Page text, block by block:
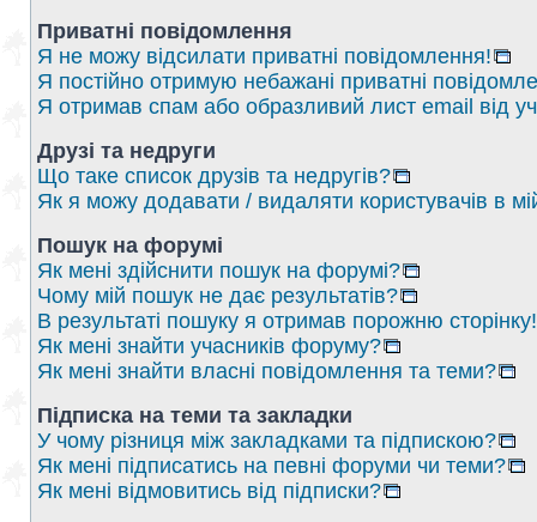
Приватні повідомлення
Я не можу відсилати приватні повідомлення!
Я постійно отримую небажані приватні
Я отримав спам або образливий лист email від
Друзі та недруги
Що таке список друзів та недругів?
Як я можу додавати / видаляти користувачів в
Пошук на форумі
Як мені здійснити пошук на форумі?
Чому мій пошук не дає результатів?
В результаті пошуку я отримав порожню сторінку!
Як мені знайти учасників форуму?
Як мені знайти власні повідомлення та теми?
Підписка на теми та закладки
У чому різниця між закладками та підпискою?
Як мені підписатись на певні форуми чи теми?
Як мені відмовитись від підписки?